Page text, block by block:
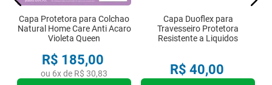
Capa Protetora para Colchao
Natural Home Care Anti Acaro
Violeta Queen
R$ 185,00
ou 6x de R$ 30,83
Capa Duoflex para
Travesseiro Protetora
Resistente a Liquidos
R$ 40,00